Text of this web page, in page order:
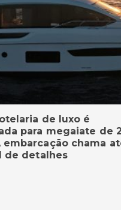
de luxo é
para megaiate de
embarcação chama
de detalhes